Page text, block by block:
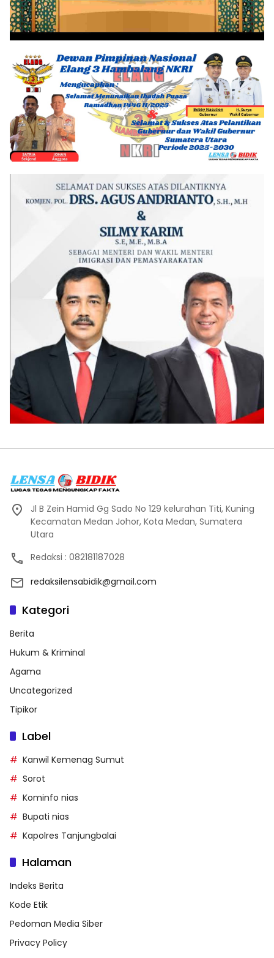
Jl B Zein Hamid Gg Sado No 129 kelurahan Titi, Kuning
Kecamatan Medan Johor, Kota Medan, Sumatera
Utara
Redaksi : 082181187028
redaksilensabidik@gmail.com
Kategori
Berita
Hukum & Kriminal
Agama
Uncategorized
Tipikor
Label
Kanwil Kemenag Sumut
Sorot
Kominfo nias
Bupati nias
Kapolres Tanjungbalai
Halaman
Indeks Berita
Kode Etik
Pedoman Media Siber
Privacy Policy